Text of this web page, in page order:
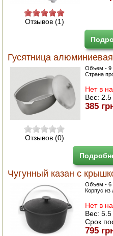
Отзывов (1)
Гусятница
Отзывов (0)
Объем - 9
Страна
Нет в
Вес: 2.5
385
Чугунный казан с
Объем - 6
Корпус из
Нет в
Вес:5.5
Срок
795